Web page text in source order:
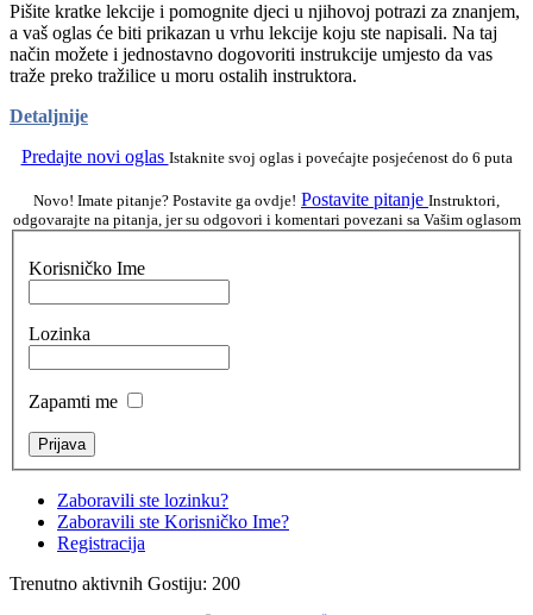
Pišite kratke lekcije i pomognite djeci u njihovoj potrazi za znanjem,
a vaš oglas će biti prikazan u vrhu lekcije koju ste napisali. Na taj
način možete i jednostavno dogovoriti instrukcije umjesto da vas
traže preko tražilice u moru ostalih instruktora.
Detaljnije
Predajte novi oglas Istaknite svoj oglas i povećajte posjećenost do 6 puta
Novo! Imate pitanje? Postavite ga ovdje! Postavite pitanje Instruktori,
odgovarajte na pitanja, jer su odgovori i komentari povezani sa Vašim oglasom
Korisničko Ime
Lozinka
Zapamti me
Zaboravili ste lozinku?
Zaboravili ste Korisničko Ime?
Registracija
Trenutno aktivnih Gostiju: 200